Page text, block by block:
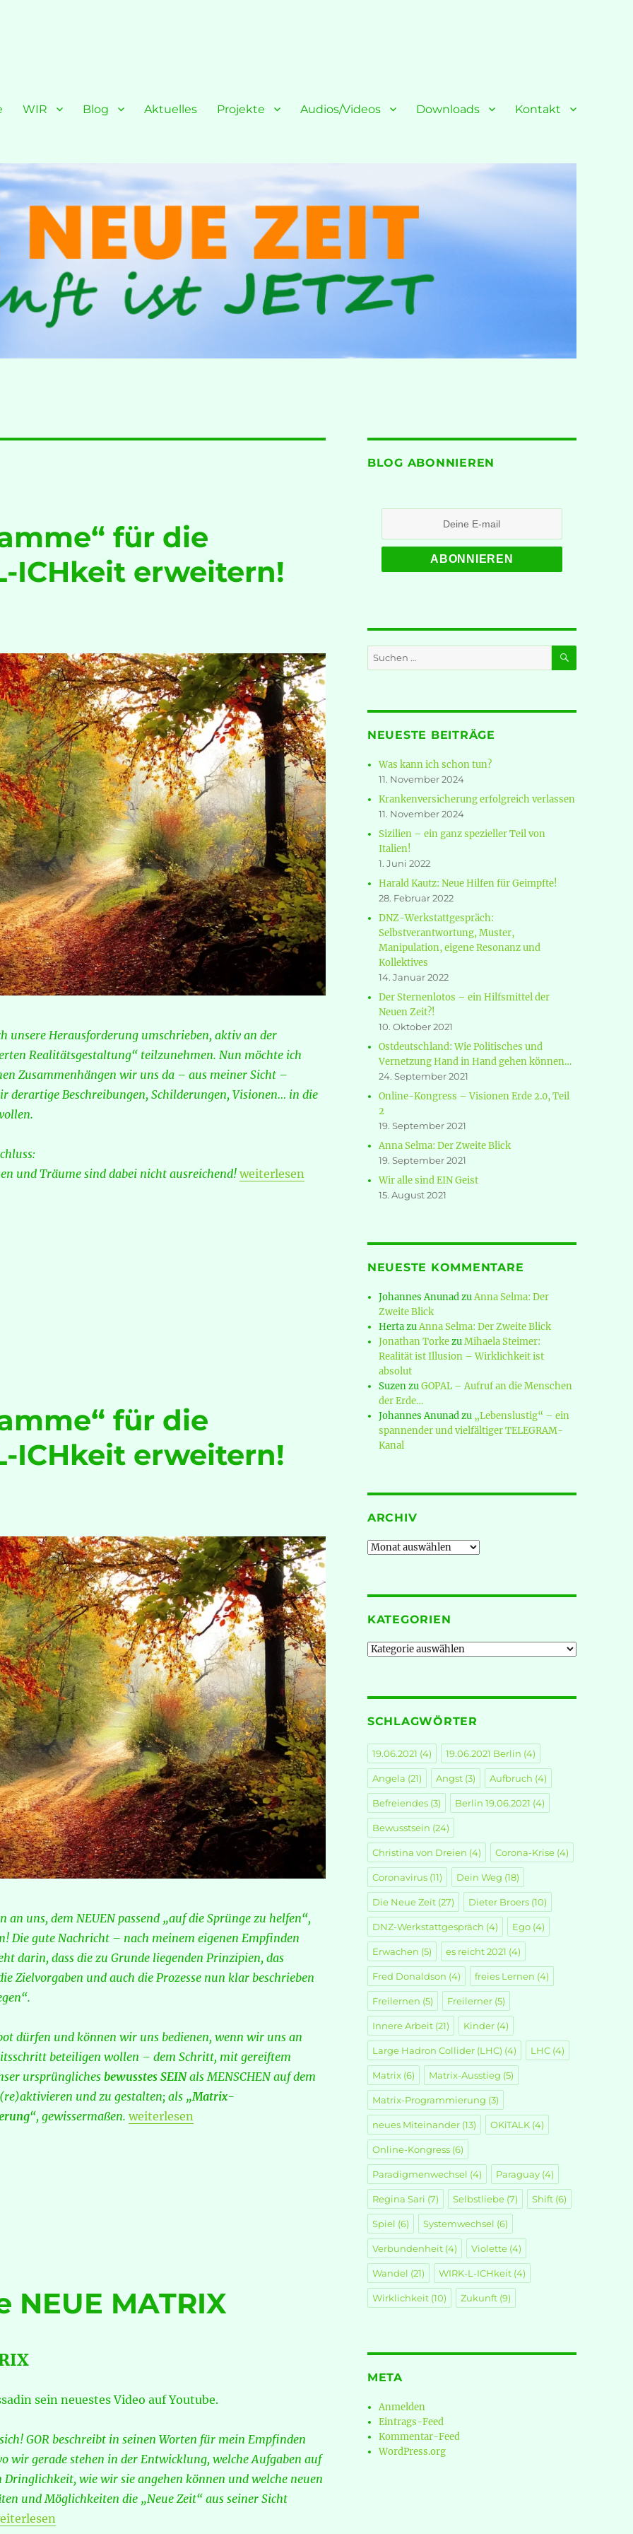
WIR Blog Aktuelles Projekte Audios/Videos Downloads Kontakt
für die
ICHkeit erweitern!
unsere Herausforderung umschrieben, aktiv an der
Realitätsgestaltung“ teilzunehmen. Nun möchte ich
Zusammenhängen wir uns da – aus meiner Sicht –
derartige Beschreibungen, Schilderungen, Visionen… in die
und Träume sind dabei nicht ausreichend! „„Fertigungsprogramme“ für die materielle WIRK-L-ICHkeit
weiterlesen
für die
ICHkeit erweitern!
an uns, dem NEUEN passend „auf die Sprünge zu helfen“,
Die gute Nachricht – nach meinem eigenen Empfinden
darin, dass die zu Grunde liegenden Prinzipien, das
Zielvorgaben und auch die Prozesse nun klar beschrieben
dürfen und können wir uns bedienen, wenn wir uns an
beteiligen wollen – dem Schritt, mit gereiftem
ursprüngliches bewusstes SEINals MENSCHEN auf dem
und zu gestalten; als „Matrix-
“, gewissermaßen. „„Fertigungsprogramme“ für die materielle WIRK-L-ICHkeit erweitern! [Teil 01]“
weiterlesen
NEUE MATRIX
sein neuestes Video auf Youtube.
GOR beschreibt in seinen Worten für mein Empfinden
wir gerade stehen in der Entwicklung, welche Aufgaben auf
Dringlichkeit, wie wir sie angehen können und welche neuen
und Möglichkeiten die „Neue Zeit“ aus seiner Sicht
Rassadin: Die NEUE MATRIX“
BLOG ABONNIEREN
Suche
nach:
SUCHEN
NEUESTE BEITRÄGE
Was kann ich schon tun?
11. November 2024
Krankenversicherung erfolgreich verlassen
11. November 2024
Sizilien – ein ganz spezieller Teil von
Italien!
1. Juni 2022
Harald Kautz: Neue Hilfen für Geimpfte!
28. Februar 2022
DNZ-Werkstattgespräch:
Selbstverantwortung, Muster,
Manipulation, eigene Resonanz und
Kollektives
14. Januar 2022
Der Sternenlotos – ein Hilfsmittel der
Neuen Zeit?!
10. Oktober 2021
Ostdeutschland: Wie Politisches und
Vernetzung Hand in Hand gehen können…
24. September 2021
Online-Kongress – Visionen Erde 2.0, Teil
2
19. September 2021
Anna Selma: Der Zweite Blick
19. September 2021
Wir alle sind EIN Geist
15. August 2021
NEUESTE KOMMENTARE
Johannes AnunadzuAnna Selma: Der
Zweite Blick
HertazuAnna Selma: Der Zweite Blick
Jonathan TorkezuMihaela Steimer:
Realität ist Illusion – Wirklichkeit ist
absolut
SuzenzuGOPAL – Aufruf an die Menschen
der Erde…
Johannes Anunadzu „Lebenslustig“ – ein
spannender und vielfältiger TELEGRAM-
Kanal
ARCHIV
Archiv
KATEGORIEN
Kategorien
SCHLAGWÖRTER
19.06.2021 (4) 19.06.2021 Berlin (4)
Angela (21) Angst(3) Aufbruch (4)
Befreiendes(3) Berlin 19.06.2021 (4)
Bewusstsein (24)
Christina von Dreien (4) Corona-Krise(4)
Coronavirus(11) Dein Weg (18)
Die Neue Zeit(27) Dieter Broers(10)
DNZ-Werkstattgespräch (4) Ego(4)
Erwachen (5) es reicht 2021 (4)
Fred Donaldson (4) freies Lernen (4)
Freilernen (5) Freilerner(5)
Innere Arbeit(21) Kinder(4)
Large Hadron Collider (LHC) (4) LHC(4)
Matrix(6) Matrix-Ausstieg (5)
Matrix-Programmierung (3)
neues Miteinander(13) OKiTALK(4)
Online-Kongress(6)
Paradigmenwechsel (4) Paraguay(4)
Regina Sari (7) Selbstliebe(7) Shift(6)
Spiel (6) Systemwechsel (6)
Verbundenheit(4) Violette(4)
Wandel (21) WIRK-L-ICHkeit(4)
Wirklichkeit(10) Zukunft(9)
META
Anmelden
Eintrags-Feed
Kommentar-Feed
WordPress.org